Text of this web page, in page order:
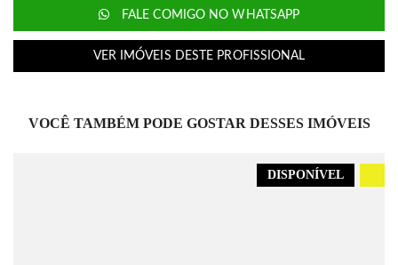
FALE COMIGO NO WHATSAPP
VER IMÓVEIS DESTE PROFISSIONAL
VOCÊ TAMBÉM PODE GOSTAR DESSES IMÓVEIS
DISPONÍVEL